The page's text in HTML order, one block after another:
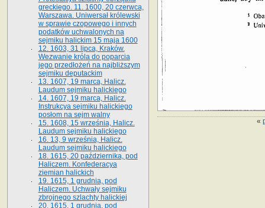
«
greckiego. 11. 1600, 20 czerwca,
Warszawa. Uniwersał królewski
w sprawie czopowego i innych
podatków uchwalonych na
sejmiku halickim 15 maja 1600
12. 1603, 31 lipca, Kraków.
Wezwanie króla do poparcia
jego przedłożeń na najbliższym
sejmiku deputackim
13. 1607, 19 marca, Halicz.
Laudum sejmiku halickiego
14. 1607, 19 marca, Halicz.
Instrukcya sejmiku halickiego
posłom na sejm walny
15. 1608, 15 września, Halicz.
Laudum sejmiku halickiego
16. 13, 9 września, Halicz.
Laudum sejmiku halickiego
18. 1615, 20 października, pod
Haliczem. Konfederacya
ziemian halickich
19. 1615, 1 grudnia, pod
Haliczem. Uchwały sejmiku
zbrojnego szlachty halickiej
20. 1615, 1 grudnia, pod